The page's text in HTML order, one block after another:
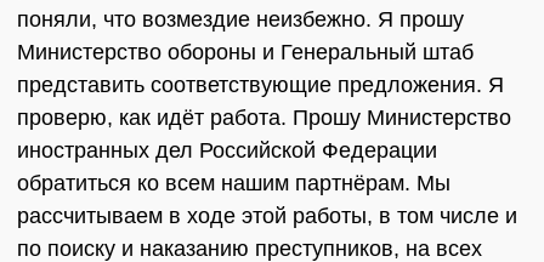
поняли, что возмездие неизбежно. Я прошу
Министерство обороны и Генеральный штаб
представить соответствующие предложения. Я
проверю, как идёт работа. Прошу Министерство
иностранных дел Российской Федерации
обратиться ко всем нашим партнёрам. Мы
рассчитываем в ходе этой работы, в том числе и
по поиску и наказанию преступников, на всех